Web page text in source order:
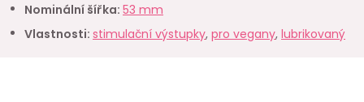
Nominální šířka: 53 mm
Vlastnosti: stimulační výstupky, pro vegany, lubrikovaný